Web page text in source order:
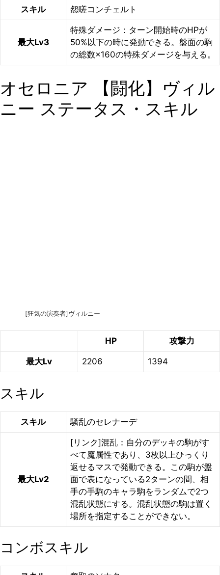
スキル 怨嗟コンチェルト
最大Lv3
特殊ダメージ：ターン開始時のHPが
50%以下の時に発動できる。盤面の駒
の総数×160の特殊ダメージを与える。
オセロニア 【闘化】ヴィル
ニー ステータス・スキル
[狂気の演奏者]ヴィルニー
HP 攻撃力
最大Lv 2206 1394
スキル
スキル 騒乱のセレナーデ
最大Lv2
[リンク]混乱：自分のデッキの駒がす
べて魔属性であり、3枚以上ひっくり
返せるマスで発動できる。この駒が盤
面で表になっている2ターンの間、相
手の手駒のキャラ駒をランダムで2つ
混乱状態にする。混乱状態の駒は置く
場所を指定することができない。
コンボスキル